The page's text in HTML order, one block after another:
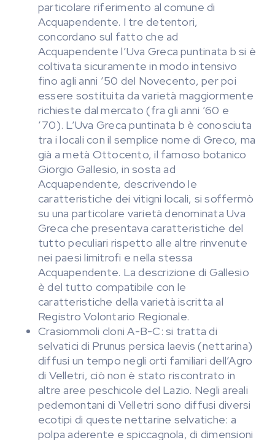
particolare riferimento al comune di
Acquapendente. I tre detentori,
concordano sul fatto che ad
Acquapendente l’Uva Greca puntinata b si è
coltivata sicuramente in modo intensivo
fino agli anni ’50 del Novecento, per poi
essere sostituita da varietà maggiormente
richieste dal mercato (fra gli anni ’60 e
’70). L’Uva Greca puntinata b è conosciuta
tra i locali con il semplice nome di Greco, ma
già a metà Ottocento, il famoso botanico
Giorgio Gallesio, in sosta ad
Acquapendente, descrivendo le
caratteristiche dei vitigni locali, si soffermò
su una particolare varietà denominata Uva
Greca che presentava caratteristiche del
tutto peculiari rispetto alle altre rinvenute
nei paesi limitrofi e nella stessa
Acquapendente. La descrizione di Gallesio
è del tutto compatibile con le
caratteristiche della varietà iscritta al
Registro Volontario Regionale.
Crasiommoli cloni A-B-C: si tratta di
selvatici di Prunus persica laevis (nettarina)
diffusi un tempo negli orti familiari dell’Agro
di Velletri, ciò non è stato riscontrato in
altre aree peschicole del Lazio. Negli areali
pedemontani di Velletri sono diffusi diversi
ecotipi di queste nettarine selvatiche: a
polpa aderente e spiccagnola, di dimensioni